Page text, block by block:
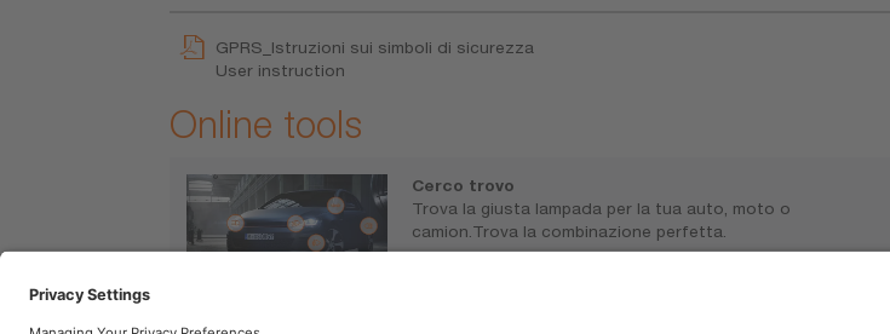
GPRS_Istruzioni sui simboli di sicurezza
User instruction
Online tools
Cerco trovo
Trova la giusta lampada per la tua auto, moto o
camion.Trova la combinazione perfetta.